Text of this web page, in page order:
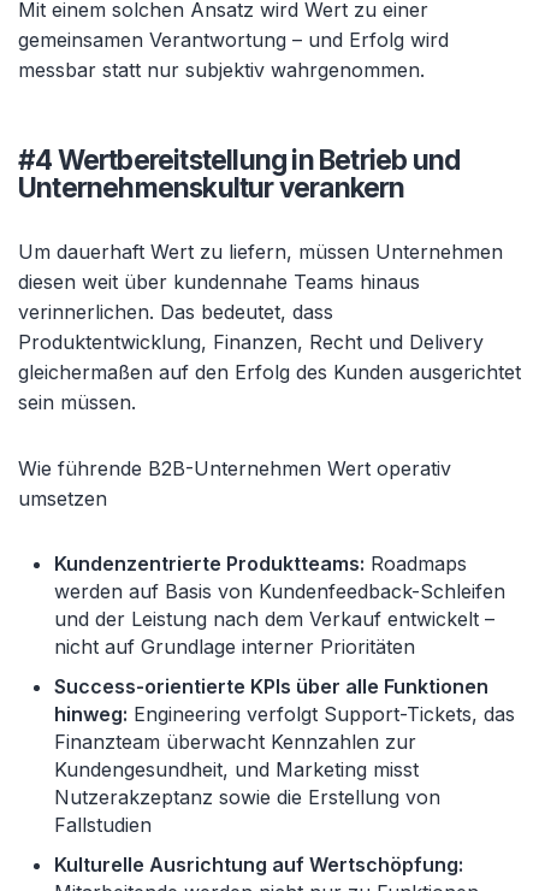
Mit einem solchen Ansatz wird Wert zu einer
gemeinsamen Verantwortung – und Erfolg wird
messbar statt nur subjektiv wahrgenommen.
#4 Wertbereitstellung in Betrieb und
Unternehmenskultur verankern
Um dauerhaft Wert zu liefern, müssen Unternehmen
diesen weit über kundennahe Teams hinaus
verinnerlichen. Das bedeutet, dass
Produktentwicklung, Finanzen, Recht und Delivery
gleichermaßen auf den Erfolg des Kunden ausgerichtet
sein müssen.
Wie führende B2B-Unternehmen Wert operativ
umsetzen
Kundenzentrierte Produktteams: Roadmaps
werden auf Basis von Kundenfeedback-Schleifen
und der Leistung nach dem Verkauf entwickelt –
nicht auf Grundlage interner Prioritäten
Success-orientierte KPIs über alle Funktionen
hinweg: Engineering verfolgt Support-Tickets, das
Finanzteam überwacht Kennzahlen zur
Kundengesundheit, und Marketing misst
Nutzerakzeptanz sowie die Erstellung von
Fallstudien
Kulturelle Ausrichtung auf Wertschöpfung: